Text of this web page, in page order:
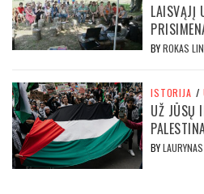
LAISVĄJĮ
BYROKAS
ISTORIJA /
UŽ JŪSŲ
BY